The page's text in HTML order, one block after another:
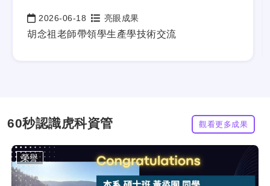
日期：
2026-06-18 亮眼成果
胡念祖老師帶領學生產學技術交流
60秒認識虎科資管
榮譽
觀看更多成果